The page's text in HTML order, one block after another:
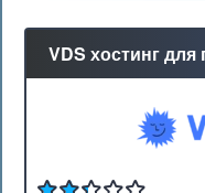
VDS хостинг